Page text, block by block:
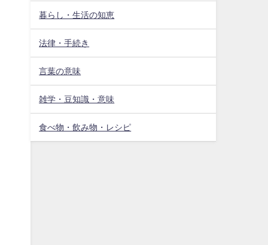
暮らし・生活の知恵
法律・手続き
言葉の意味
雑学・豆知識・意味
食べ物・飲み物・レシピ